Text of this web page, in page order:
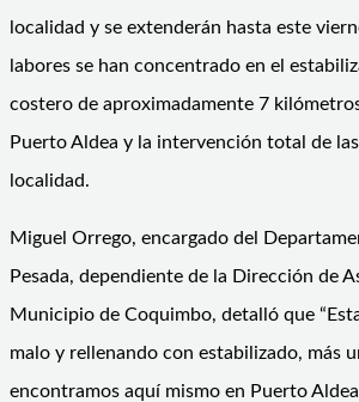
localidad y se extenderán hasta este
labores se han concentrado en el
costero de aproximadamente 7
Puerto Aldea y la intervención total de
localidad.
Miguel Orrego, encargado del
Pesada, dependiente de la Dirección de
Municipio de Coquimbo, detalló que
malo y rellenando con estabilizado, más
encontramos aquí mismo en Puerto